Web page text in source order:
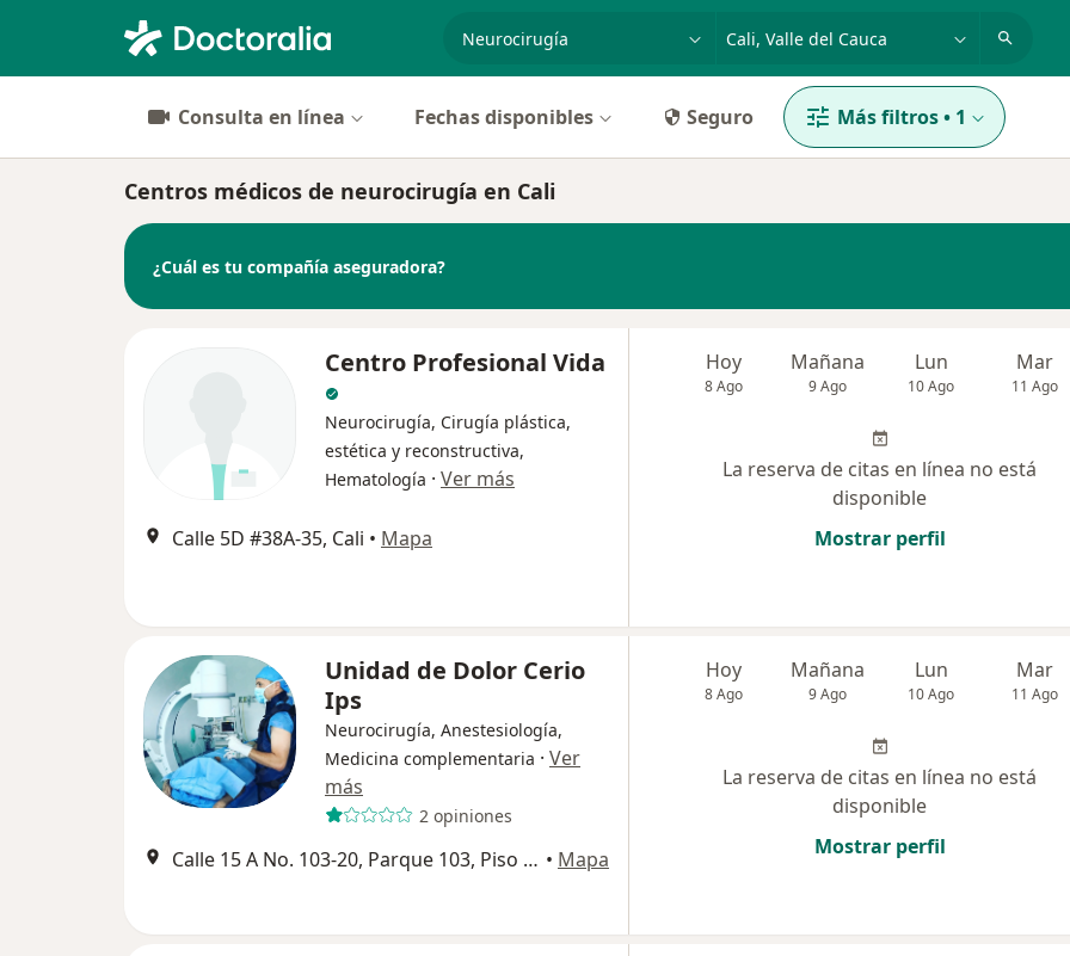
especialidad, enfermedad o nombre
Consulta en línea Fechas disponibles Seguro Más filtros• 1
Centros médicos de neurocirugía en Cali
¿Cuál es tu compañía aseguradora?
Centro Profesional Vida
Neurocirugía, Cirugía plástica,
estética y reconstructiva,
Hematología · Ver más
Calle 5D #38A-35, Cali • Mapa
Hoy
8 Ago
Mañana
9 Ago
Lun
10 Ago
Mar
11 Ago
La reserva de citas en línea no está
disponible
Mostrar perfil
Unidad de Dolor Cerio
Ips
Neurocirugía, Anestesiología,
Medicina complementaria · Ver
más
2 opiniones
Calle 15 A No. 103-20, Parque 103, Piso 3, Consultorio 301, Cali • Mapa
Hoy
8 Ago
Mañana
9 Ago
Lun
10 Ago
Mar
11 Ago
La reserva de citas en línea no está
disponible
Mostrar perfil